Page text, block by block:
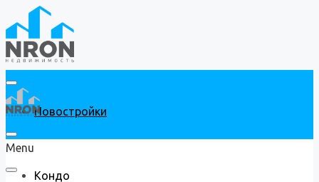
Новостройки
Кондо
Menu